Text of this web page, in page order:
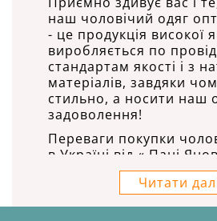
наш чоловічий одяг
- це продукція високої
виробляється по
стандартам якості і з
матеріалів, завдяки
стильно, а носити наш
задоволення!
Переваги покупки
в Україні від « Пані
Ви купуєте продукцію
від виробника ;
Читати